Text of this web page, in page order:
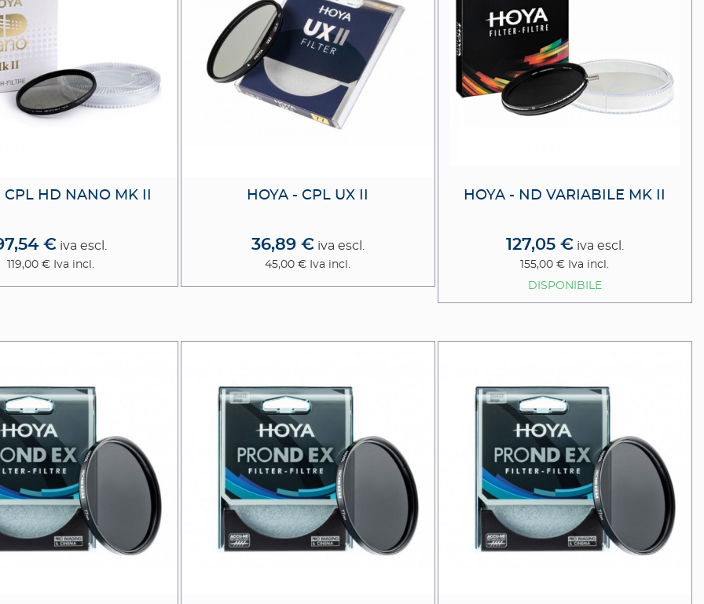
CPL HD NANO MK II
€ iva escl.
119,00 € Iva incl.
HOYA - CPL UX II
36,89 € iva escl.
45,00 € Iva incl.
HOYA - ND VARIABILE MK II
127,05 € iva escl.
155,00 € Iva incl.
DISPONIBILE